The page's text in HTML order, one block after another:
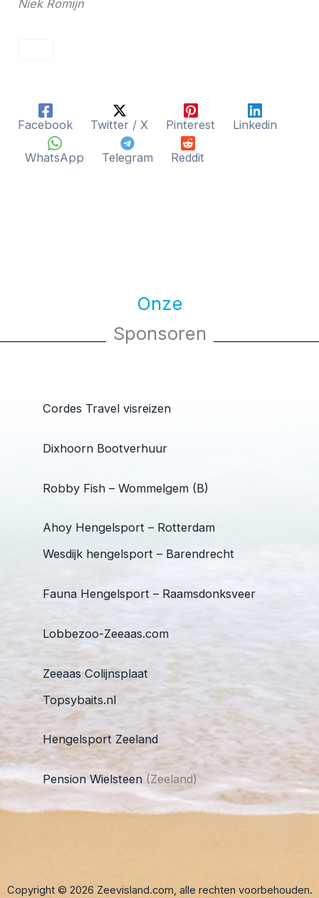
Niek Romijn
Facebook Twitter / X Pinterest Linkedin
WhatsApp Telegram Reddit
Onze
Sponsoren
Cordes Travel visreizen
Dixhoorn Bootverhuur
Robby Fish – Wommelgem (B)
Ahoy Hengelsport – Rotterdam
Wesdijk hengelsport – Barendrecht
Fauna Hengelsport – Raamsdonksveer
Lobbezoo-Zeeaas.com
Zeeaas Colijnsplaat
Topsybaits.nl
Hengelsport Zeeland
Pension Wielsteen (Zeeland)
Copyright © 2026 Zeevisland.com, alle rechten voorbehouden.